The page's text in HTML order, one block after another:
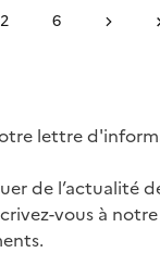
2 6
lettre
de l’actualité
vous à